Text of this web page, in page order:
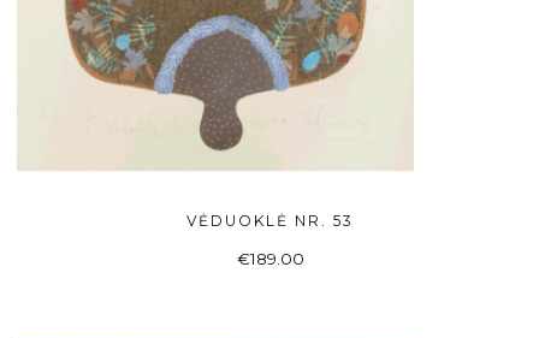
Į KREPŠELĮ
VĖDUOKLĖ NR. 53
€189.00